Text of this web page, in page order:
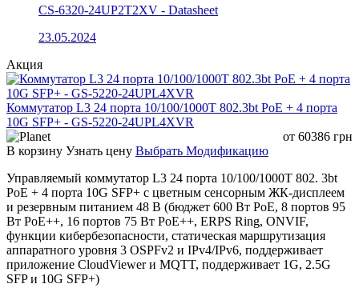
PoE порты
16 × 10/100/1000Base-T RJ45
SFP порт
1 × 1000Base-X SFP
Стандарты Ethernet
IEEE 802.3, IEEE 802.3u, IEEE
802.3z, IEEE 802.3ab, IEEE
802.3x
Стандарты PoE
IEEE 802.3af / IEEE 802.3at
Схема PoE питания
End-Span, 1/2+, 3/6-
Мощность PoE
IEEE 802.3af — 15.4 Вт, IEEE
802.3at — 30 Вт
Максимальная
мощность PoE
порта
30 Вт
Общий PoE бюджет
CS-6320-24UP2T2XV - Datasheet
23.05.2024
Акция
Коммутатор L3 24 порта 10/100/1000T 802.3bt PoE + 4 порта
10G SFP+ - GS-5220-24UPL4XVR
от 60386 грн
В корзину Узнать цену Выбрать Модификацию
Управляемый коммутатор L3 24 порта 10/100/1000T 802. 3bt
PoE + 4 порта 10G SFP+ с цветным сенсорным ЖК-дисплеем
и резервным питанием 48 В (бюджет 600 Вт PoE, 8 портов 95
Вт PoE++, 16 портов 75 Вт PoE++, ERPS Ring, ONVIF,
функции кибербезопасности, статическая маршрутизация
аппаратного уровня 3 OSPFv2 и IPv4/IPv6, поддерживает
приложение CloudViewer и MQTT, поддерживает 1G, 2.5G
SFP и 10G SFP+)